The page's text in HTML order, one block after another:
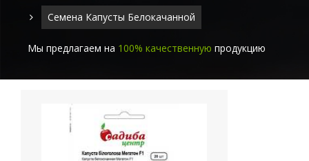
Семена Капусты Белокачанной
Мы предлагаем на 100% качественную продукцию